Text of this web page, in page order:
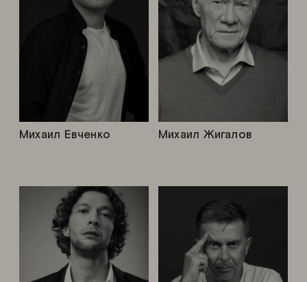
Михаил Жигалов
Михаил Евченко